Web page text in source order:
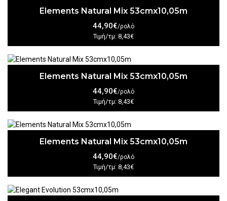
Elements Natural Mix 53cmx10,05m
44,90€/ρολό
Τιμή/τμ: 8,43€
Elements Natural Mix 53cmx10,05m
44,90€/ρολό
Τιμή/τμ: 8,43€
Elements Natural Mix 53cmx10,05m
44,90€/ρολό
Τιμή/τμ: 8,43€